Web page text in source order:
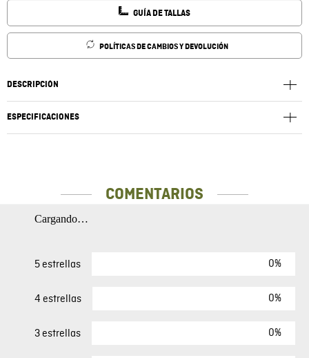
GUÍA DE TALLAS
POLÍTICAS DE CAMBIOS Y DEVOLUCIÓN
DESCRIPCIÓN
ESPECIFICACIONES
COMENTARIOS
Cargando…
5 estrellas 0%
4 estrellas 0%
3 estrellas 0%